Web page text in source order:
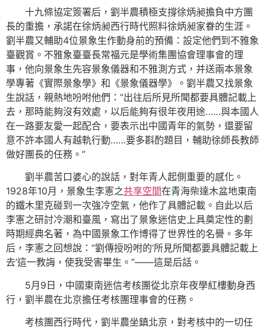
十九條協定簽署后，劉半農積極支撐徐炳昶擔負中方團
長的重擔，承諾在徐炳昶西行時代照料徐炳昶家眷的生涯。
劉半農又輔助4位景象生作動身前的預備：設定他們到不雅象
臺觀賞。不雅象臺臺長常福元是學術集團協會理事會的理
事，他向景象生先容景象儀器和不雅測方式，并送兩本景象
學專著《實際景象學》和《景象儀器學》。劉半農又找景象
生說話，親熱地吩咐他們：“出往后所見所聞都要具體記載上
去，那時能夠沒有效處，以后能夠有很年夜用途……與本國人
在一路要友愛一起配合，要表示出中國青年的氣勢，還要留
意不許本國人有越軌行動……要多斟酌題目，輔助徐師長教師
做好團長的任務。”
劉半農苦口婆心的說話，對年青人起側重要的感化。
1928年10月，景象生李憲之共享空間在青海柴達木盆地東南
的鐵木里克碰到一次強冷空氣，他作了具體記載。自此以后
李憲之研討冷潮和臺風，寫出了景象迷信史上具奠定性的劃
時期經典名著，為中國景象工作博得了世界性的名譽。多年
后，李憲之回想說：“劉傳授吩咐的‘所見所聞都要具體記載上
去’這一教誨，使我受害畢生。”——這是后話。
5月9日，中國東南迷信考核團從北京年夜學紅樓動身西
行，劉半農在北京擔任考核團理事會的任務。
考核團西行時代，劉半農坐鎮北京，對考核中的一切任